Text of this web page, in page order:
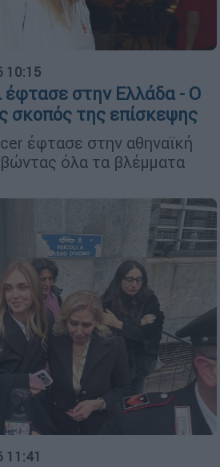
10:15
έφτασε στην Ελλάδα - Ο
σκοπός της επίσκεψης
έφτασε στην αθηναϊκή
όλα τα βλέμματα
11:41